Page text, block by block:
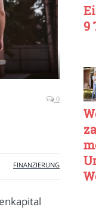
0
FINANZIERUNG
9